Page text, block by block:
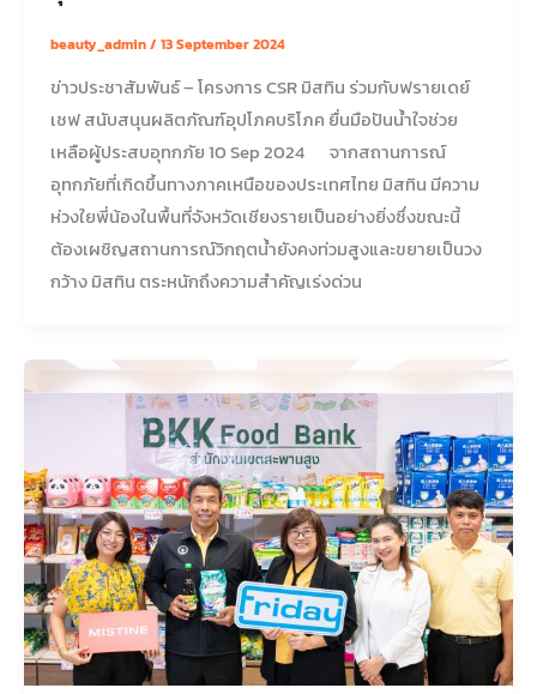
beauty_admin/ 13 September 2024
ข่าวประชาสัมพันธ์ – โครงการ CSR มิสทิน ร่วมกับฟรายเดย์
เชฟ สนับสนุนผลิตภัณฑ์อุปโภคบริโภค ยื่นมือปันน้ำใจช่วย
เหลือผู้ประสบอุทกภัย 10 Sep 2024 จากสถานการณ์
อุทกภัยที่เกิดขึ้นทางภาคเหนือของประเทศไทย มิสทิน มีความ
ห่วงใยพี่น้องในพื้นที่จังหวัดเชียงรายเป็นอย่างยิ่งซึ่งขณะนี้
ต้องเผชิญสถานการณ์วิกฤตน้ำยังคงท่วมสูงและขยายเป็นวง
กว้าง มิสทิน ตระหนักถึงความสำคัญเร่งด่วน